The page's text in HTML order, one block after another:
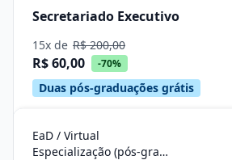
Secretariado Executivo
15x de R$ 200,00
R$ 60,00 -70%
Duas pós-graduações grátis
EaD / Virtual
Especialização (pós-graduação)